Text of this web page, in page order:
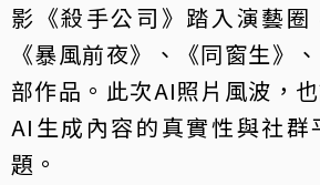
影《殺手公司》踏入演藝圈
《暴風前夜》、《同窗生》
部作品。此次AI照片風波，
AI生成內容的真實性與社群
題。